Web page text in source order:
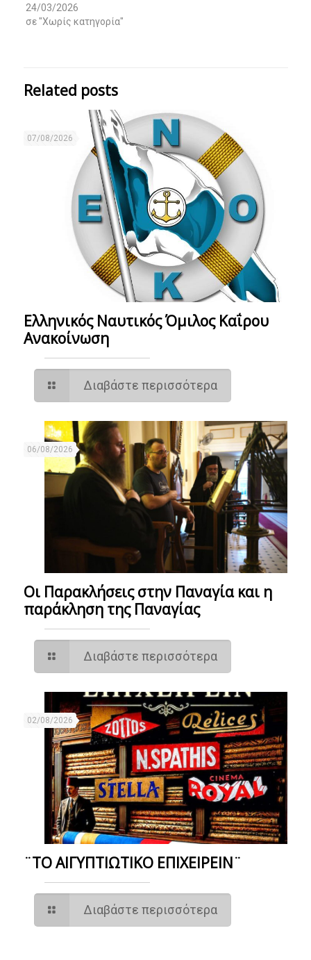
24/03/2026
σε "Χωρίς κατηγορία"
Related posts
07/08/2026
Ελληνικός Ναυτικός Όμιλος Καΐρου
Ανακοίνωση
Διαβάστε περισσότερα
06/08/2026
Οι Παρακλήσεις στην Παναγία και η
παράκληση της Παναγίας
Διαβάστε περισσότερα
02/08/2026
¨ΤΟ ΑΙΓΥΠΤΙΩΤΙΚΟ ΕΠΙΧΕΙΡΕΙΝ¨
Διαβάστε περισσότερα